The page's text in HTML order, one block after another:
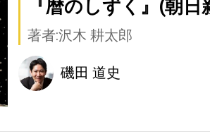
『暦のしずく』(朝日
著者:沢木 耕太郎
磯田 道史